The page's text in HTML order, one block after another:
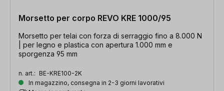
Morsetto per corpo REVO KRE 1000/95
Morsetto per telai con forza di serraggio fino a 8.000 N
| per legno e plastica con apertura 1.000 mm e
sporgenza 95 mm
n. art.: BE-KRE100-2K
In magazzino, consegna in 2-3 giorni lavorativi